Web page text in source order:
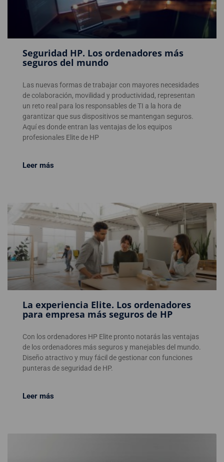
Seguridad HP. Los ordenadores más
seguros del mundo
Las nuevas formas de trabajar con mayores necesidades
de colaboración, movilidad y productividad, representan
un reto real para los responsables de TI a la hora de
garantizar que sus dispositivos se mantengan seguros.
Aquí es donde entran las ventajas de los equipos
profesionales Elite de HP
Leer más
La experiencia Elite. Los ordenadores
para empresa más seguros de HP
Con los ordenadores HP Elite pronto notarás las ventajas
de los ordenadores más seguros y manejables del mundo.
Diseño atractivo y muy fácil de gestionar con funciones
punteras de seguridad de HP.
Leer más